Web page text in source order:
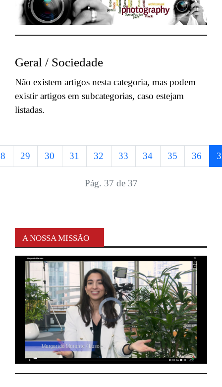
Geral / Sociedade
Não existem artigos nesta categoria, mas podem
existir artigos em subcategorias, caso estejam
listadas.
29 30 31 32 33 34 35 36
Pág. 37 de 37
A NOSSA MISSÃO